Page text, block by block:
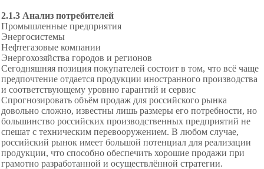
2.1.3 Анализ потребителей
Промышленные предприятия
Энергосистемы
Нефтегазовые компании
Энергохозяйства городов и регионов
Сегодняшняя позиция покупателей состоит в том, что всё чаще
предпочтение отдается продукции иностранного производства
и соответствующему уровню гарантий и сервис
Спрогнозировать объём продаж для российского рынка
довольно сложно, известны лишь размеры его потребности, но
большинство российских производственных предприятий не
спешат с техническим перевооружением. В любом случае,
российский рынок имеет большой потенциал для реализации
продукции, что способно обеспечить хорошие продажи при
грамотно разработанной и осуществлённой стратегии.